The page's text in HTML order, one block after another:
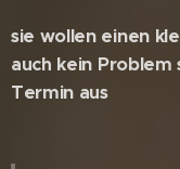
sie wollen einen
auch kein Problem
Termin aus